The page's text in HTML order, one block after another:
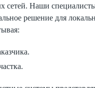
сетей. Наши
решение для